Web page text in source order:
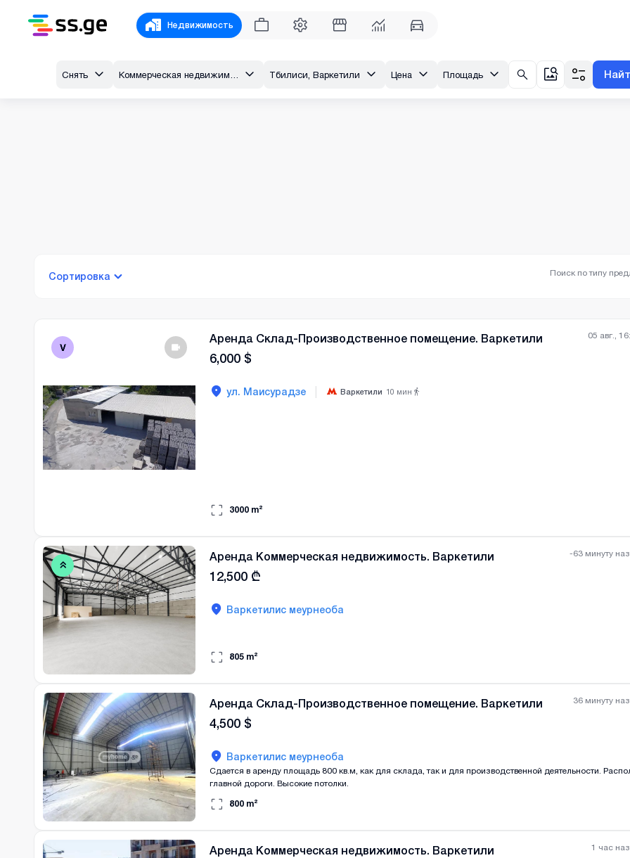
Недвижимость
Снять Тбилиси, Варкетили Цена Площадь
Сортировка Поиск по типу
05 авг.,
Аренда Склад-Производственное помещение. Варкетили
6,000 $
ул. Маисурадзе Варкетили 10 мин
3000 m²
-63 минуту
Аренда Коммерческая недвижимость. Варкетили
12,500 ₾
Варкетилис меурнеоба
805 m²
36 минуту
Все фотографии+(0)
Аренда Склад-Производственное помещение. Варкетили
4,500 $
Варкетилис меурнеоба
Сдается в аренду площадь 800 кв.м, как для склада, так и для производственной деятельности.
главной дороги. Высокие потолки.
800 m²
1 час
Аренда Коммерческая недвижимость. Варкетили